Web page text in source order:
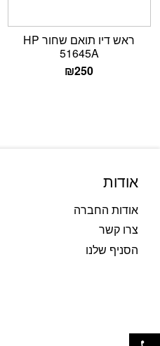
ראש דיו תואם שחור HP
51645A
₪250
אודות
אודות החברה
צרו קשר
הסניף שלנו
פתח סרגל נגישות